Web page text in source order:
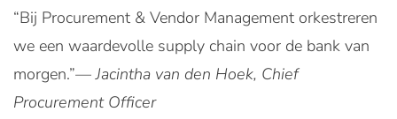
“Bij Procurement & Vendor Management orkestreren
we een waardevolle supply chain voor de bank van
morgen.”— Jacintha van den Hoek, Chief
Procurement Officer